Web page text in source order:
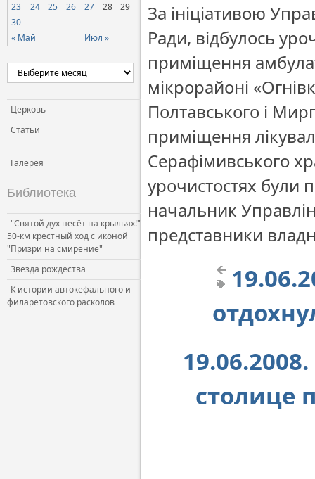
СОЦИАЛЬНОЕ
СЛУЖЕНИЕ
Церковь и власть
Церковь и общество
Церковь и СМИ
« Май Июл »
23
24 25 26 27 28
29
30
Церковь
Статьи
Галерея
Библиотека
"Святой дух несёт на крыльях!"
50-км крестный ход с иконой
"Призри на смирение"
Звезда рождества
К истории автокефального и
филаретовского расколов
За ініціативою
Ради, відбулось
приміщення
мікрорайоні
Полтавського і
приміщення
Серафімивського
урочистостях були
начальник
представники
столице